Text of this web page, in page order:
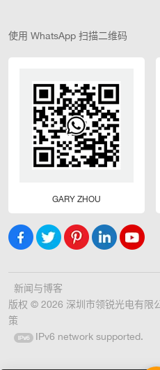
使用 WhatsApp 扫描二维码
GARY ZHOU
新闻与博客
版权 © 2026 深圳市领锐光电有限
策
IPv6 network supported.